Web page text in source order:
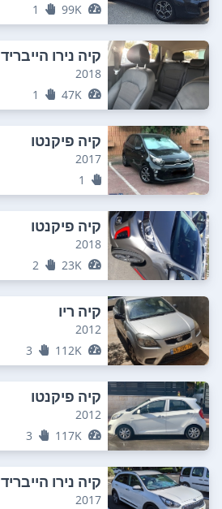
99K
1
קיה נירו הייבריד
2018
47K
1
קיה פיקנטו
2017
1
קיה פיקנטו
2018
23K
2
קיה ריו
2012
112K
3
קיה פיקנטו
2012
117K
3
קיה נירו הייבריד
2017